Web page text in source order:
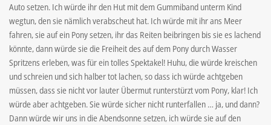
Auto setzen. Ich würde ihr den Hut mit dem Gummiband unterm Kind
wegtun, den sie nämlich verabscheut hat. Ich würde mit ihr ans Meer
fahren, sie auf ein Pony setzen, ihr das Reiten beibringen bis sie es lachend
könnte, dann würde sie die Freiheit des auf dem Pony durch Wasser
Spritzens erleben, was für ein tolles Spektakel! Huhu, die würde kreischen
und schreien und sich halber tot lachen, so dass ich würde achtgeben
müssen, dass sie nicht vor lauter Übermut runterstürzt vom Pony, klar! Ich
würde aber achtgeben. Sie würde sicher nicht runterfallen … ja, und dann?
Dann würde wir uns in die Abendsonne setzen, ich würde sie auf den